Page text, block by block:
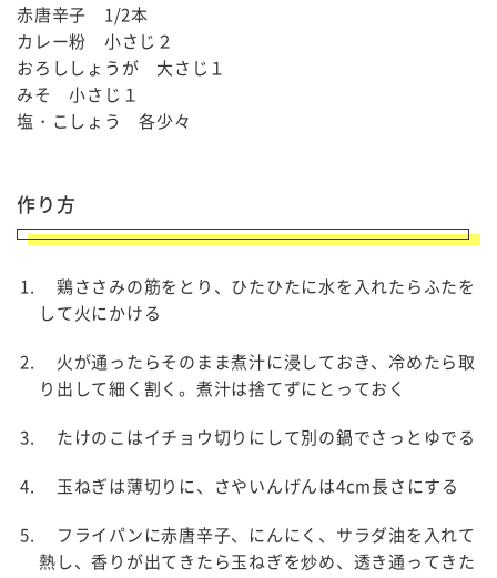
赤唐辛子 1/2本
カレー粉 小さじ２
おろししょうが 大さじ１
みそ 小さじ１
塩・こしょう 各少々
作り方
鶏ささみの筋をとり、ひたひたに水を入れたらふたを
して火にかける
火が通ったらそのまま煮汁に浸しておき、冷めたら取
り出して細く割く。煮汁は捨てずにとっておく
たけのこはイチョウ切りにして別の鍋でさっとゆでる
玉ねぎは薄切りに、さやいんげんは4cm長さにする
フライパンに赤唐辛子、にんにく、サラダ油を入れて
熱し、香りが出てきたら玉ねぎを炒め、透き通ってきた